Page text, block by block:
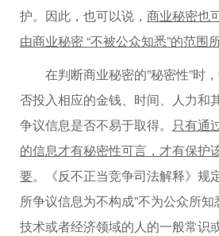
护。因此，也可以说， 商业秘密也
由商业秘密 “不被公众知悉”的范围
在判断商业秘密的”秘密性”时
否投入相应的金钱、时间、人力和
争议信息是否不易于取得。
只有通
的信息才有秘密性可言，才有保护
要。《反不正当竞争司法解释》规
所争议信息为不构成”不为公众所
技术或者经济领域的人的一般常识